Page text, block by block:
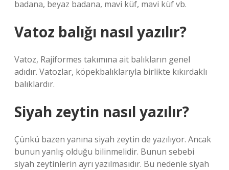
badana, beyaz badana, mavi küf, mavi küf vb.
Vatoz balığı nasıl yazılır?
Vatoz, Rajiformes takımına ait balıkların genel
adıdır. Vatozlar, köpekbalıklarıyla birlikte kıkırdaklı
balıklardır.
Siyah zeytin nasıl yazılır?
Çünkü bazen yanına siyah zeytin de yazılıyor. Ancak
bunun yanlış olduğu bilinmelidir. Bunun sebebi
siyah zeytinlerin ayrı yazılmasıdır. Bu nedenle siyah